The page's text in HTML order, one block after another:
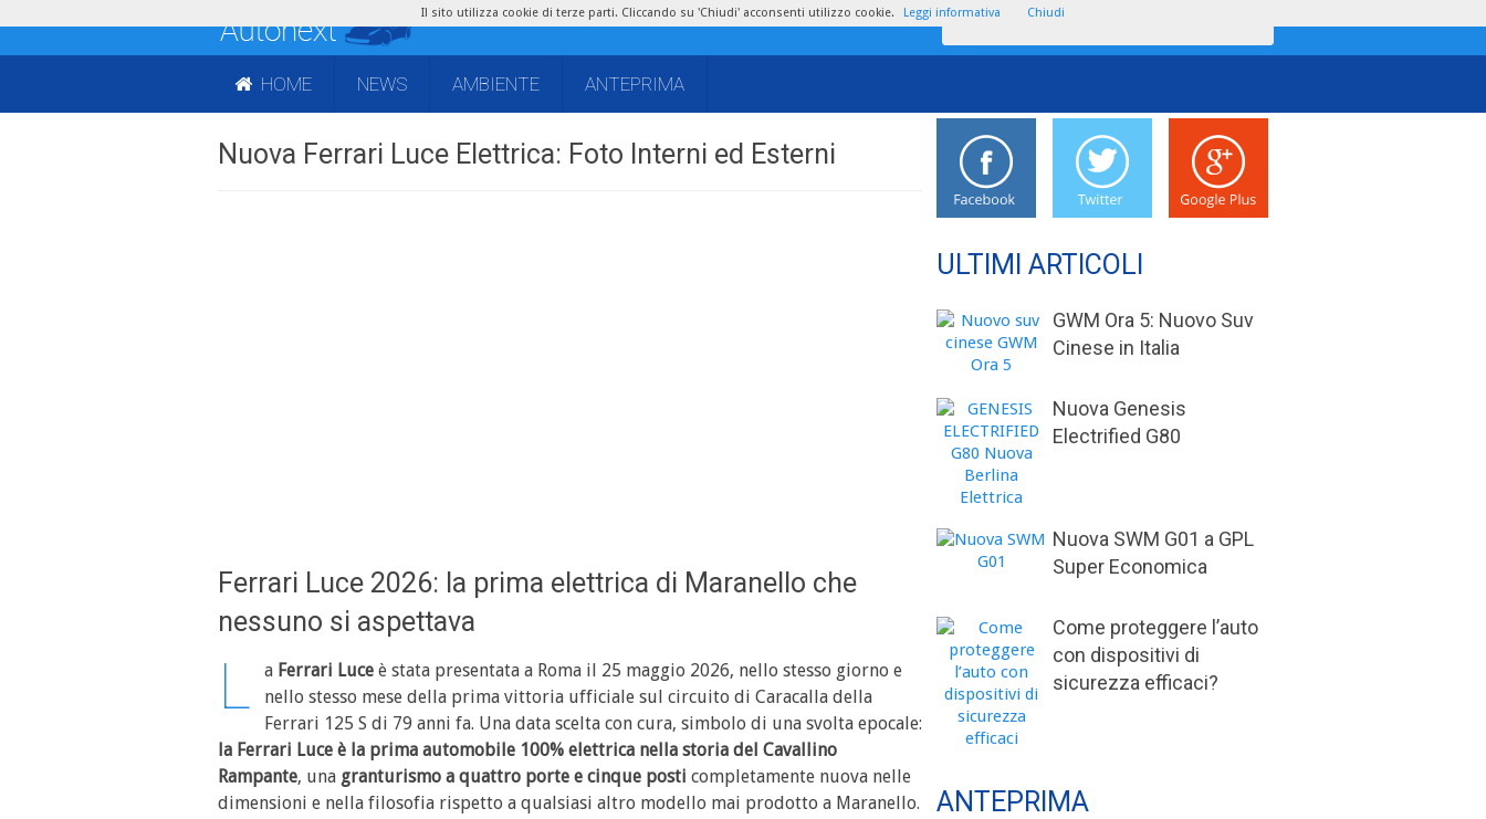
HOME NEWS AMBIENTE ANTEPRIMA
Nuova Ferrari Luce Elettrica: Foto Interni ed Esterni
Ferrari Luce 2026: la prima elettrica di Maranello che
nessuno si aspettava
L a Ferrari Luceè stata presentata a Roma il 25 maggio 2026, nello stesso giorno e
nello stesso mese della prima vittoria ufficiale sul circuito di Caracalla della
Ferrari 125 S di 79 anni fa. Una data scelta con cura, simbolo di una svolta epocale:
la Ferrari Luce è la prima automobile 100% elettrica nella storia del Cavallino
Rampante, una granturismo a quattro porte e cinque posti completamente nuova nelle
dimensioni e nella filosofia rispetto a qualsiasi altro modello mai prodotto a Maranello.
ULTIMI ARTICOLI
GWM Ora 5: Nuovo Suv
Cinese in Italia
Nuova Genesis
Electrified G80
Nuova SWM G01 a GPL
Super Economica
Come proteggere l’auto
con dispositivi di
sicurezza efficaci?
ANTEPRIMA
Il sito utilizza cookie di terze parti. Cliccando su 'Chiudi' acconsenti utilizzo cookie. Leggi informativa Chiudi